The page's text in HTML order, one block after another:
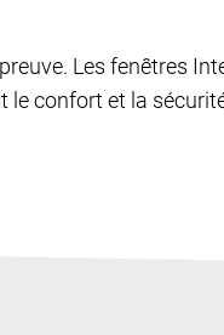
Les fenêtres
le confort et la